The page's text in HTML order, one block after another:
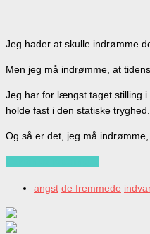
Jeg hader at skulle indrømme
Men jeg må indrømme, at
Jeg har for længst taget stilling
holde fast i den statiske
Og så er det, jeg må
angst de fremmede